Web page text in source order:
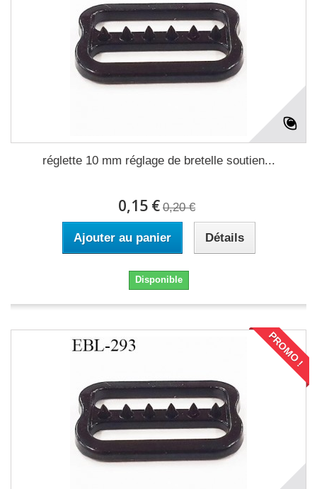
réglette 10 mm réglage de bretelle soutien...
0,15 € 0,20 €
Ajouter au panier Détails
Disponible
PROMO !